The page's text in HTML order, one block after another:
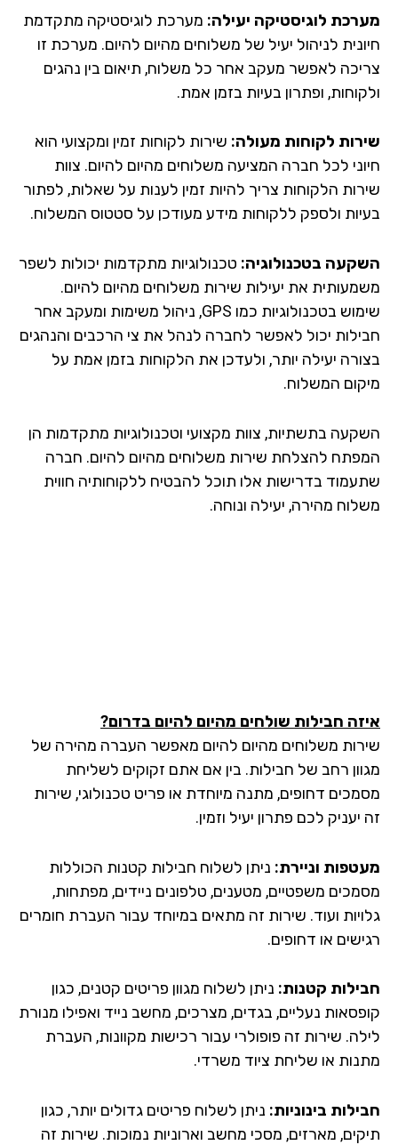
לוגיסטיקה יעילה:מערכת לוגיסטיקה מתקדמת
לניהול יעיל של משלוחים מהיום להיום. מערכת זו
לאפשר מעקב אחר כל משלוח, תיאום בין נהגים
ופתרון בעיות בזמן אמת.
לקוחות מעולה:שירות לקוחות זמין ומקצועי הוא
לכל חברה המציעה משלוחים מהיום להיום. צוות
הלקוחות צריך להיות זמין לענות על שאלות, לפתור
ולספק ללקוחות מידע מעודכן על סטטוס המשלוח.
בטכנולוגיה:טכנולוגיות מתקדמות יכולות לשפר
את יעילות שירות משלוחים מהיום להיום.
שימוש בטכנולוגיות כמו GPS, ניהול משימות ומעקב אחר
יכול לאפשר לחברה לנהל את צי הרכבים והנהגים
יעילה יותר, ולעדכן את הלקוחות בזמן אמת על
המשלוח.
בתשתיות, צוות מקצועי וטכנולוגיות מתקדמות הן
להצלחת שירות משלוחים מהיום להיום. חברה
בדרישות אלו תוכל להבטיח ללקוחותיה חווית
מהירה, יעילה ונוחה.
חבילות שולחים מהיום להיום בדרום?
משלוחים מהיום להיום מאפשר העברה מהירה של
רחב של חבילות. בין אם אתם זקוקים לשליחת
דחופים, מתנה מיוחדת או פריט טכנולוגי, שירות
יעניק לכם פתרון יעיל וזמין.
וניירת:ניתן לשלוח חבילות קטנות הכוללות
משפטיים, מטענים, טלפונים ניידים, מפתחות,
ועוד. שירות זה מתאים במיוחד עבור העברת חומרים
או דחופים.
קטנות:ניתן לשלוח מגוון פריטים קטנים, כגון
נעליים, בגדים, מצרכים, מחשב נייד ואפילו מנורת
שירות זה פופולרי עבור רכישות מקוונות, העברת
או שליחת ציוד משרדי.
בינוניות:ניתן לשלוח פריטים גדולים יותר, כגון
מארזים, מסכי מחשב וארוניות נמוכות. שירות זה